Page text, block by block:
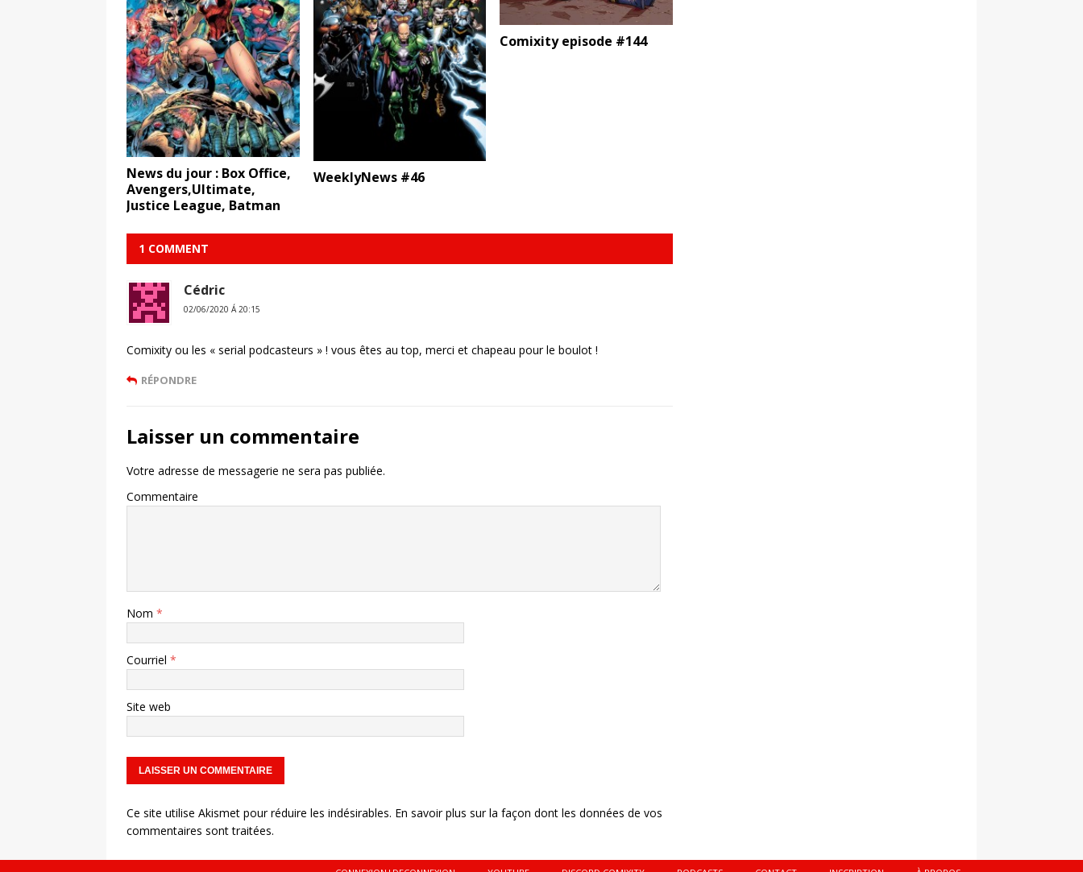
News du jour : Box Office,
Avengers,Ultimate,
Justice League, Batman
WeeklyNews #46
Comixity episode #144
1 COMMENT
Cédric
02/06/2020 Á 20:15
Comixity ou les « serial podcasteurs » ! vous êtes au top, merci et chapeau pour le boulot !
RÉPONDRE
Laisser un commentaire
Votre adresse de messagerie ne sera pas publiée.
Commentaire
Nom *
Courriel *
Site web
Ce site utilise Akismet pour réduire les indésirables. En savoir plus sur la façon dont les données de vos
commentaires sont traitées.